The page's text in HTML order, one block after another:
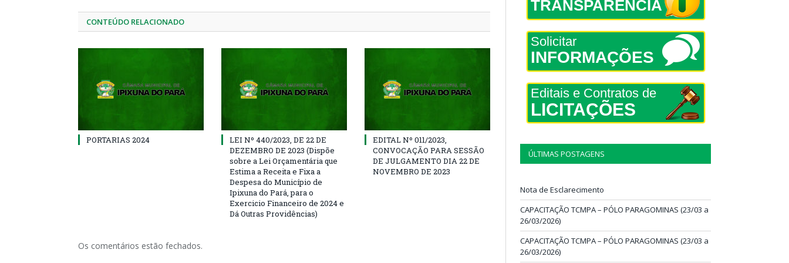
CONTEÚDO RELACIONADO
PORTARIAS 2024
LEI Nº 440/2023, DE 22 DE
DEZEMBRO DE 2023 (Dispõe
sobre a Lei Orçamentária que
Estima a Receita e Fixa a
Despesa do Município de
Ipixuna do Pará, para o
Exercicio Financeiro de 2024 e
Dá Outras Providências)
EDITAL Nº 011/2023,
CONVOCAÇÃO PARA SESSÃO
DE JULGAMENTO DIA 22 DE
NOVEMBRO DE 2023
Os comentários estão fechados.
TRANSPARÊNCIA
Solicitar
INFORMAÇÕES
Editais e Contratos de
LICITAÇÕES
ÚLTIMAS POSTAGENS
Nota de Esclarecimento
CAPACITAÇÃO TCMPA – PÓLO PARAGOMINAS (23/03 a
26/03/2026)
CAPACITAÇÃO TCMPA – PÓLO PARAGOMINAS (23/03 a
26/03/2026)